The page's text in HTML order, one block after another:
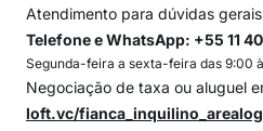
Atendimento para dúvidas
Telefone e WhatsApp: +55 11
Segunda-feira a sexta-feira das 9:00
Negociação de taxa ou aluguel
loft.vc/